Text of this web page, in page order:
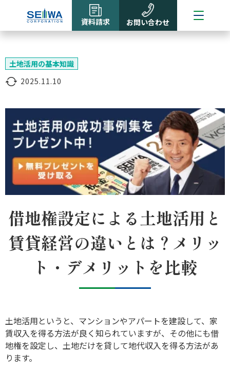
資料請求 お問い合わせ
2025.11.10
土地活用の基本知識
借地権設定による土地活用と
賃貸経営の違いとは？メリッ
ト・デメリットを比較
土地活用というと、マンションやアパートを建設して、家
賃収入を得る方法が良く知られていますが、その他にも借
地権を設定し、土地だけを貸して地代収入を得る方法があ
ります。